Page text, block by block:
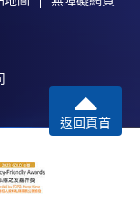
返回頁首